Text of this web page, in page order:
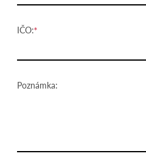
IČO:
Poznámka: